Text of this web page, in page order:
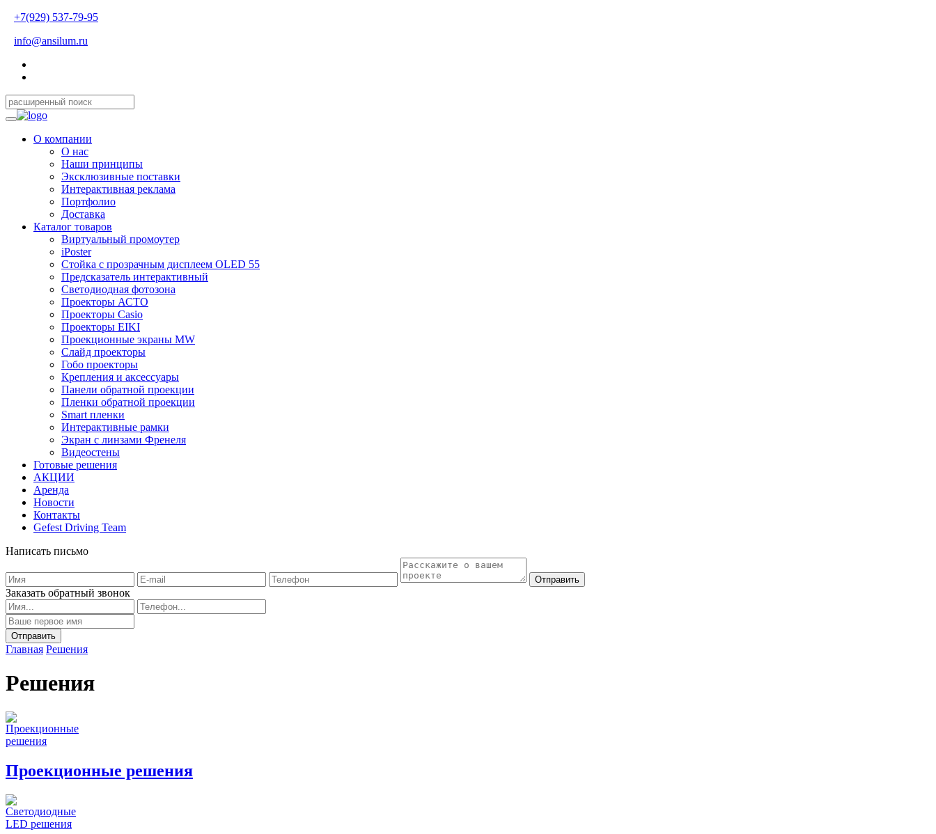
+7(929) 537-79-95
info@ansilum.ru
О компании
О нас
Наши принципы
Эксклюзивные поставки
Интерактивная реклама
Портфолио
Доставка
Каталог товаров
Виртуальный промоутер
iPoster
Стойка с прозрачным дисплеем OLED 55
Предсказатель интерактивный
Светодиодная фотозона
Проекторы АСТО
Проекторы Casio
Проекторы EIKI
Проекционные экраны MW
Слайд проекторы
Гобо проекторы
Крепления и аксессуары
Панели обратной проекции
Пленки обратной проекции
Smart пленки
Интерактивные рамки
Экран с линзами Френеля
Видеостены
Готовые решения
АКЦИИ
Аренда
Новости
Контакты
Gefest Driving Team
Написать письмо
Отправить
Заказать обратный звонок
Главная Решения
Решения
Проекционные решения